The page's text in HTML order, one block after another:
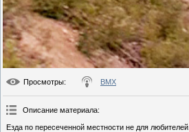
Просмотры: BMX
Описание материала:
Езда по пересеченной местности не для любителей.